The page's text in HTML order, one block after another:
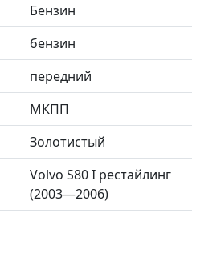
Бензин
бензин
передний
МКПП
Золотистый
Volvo S80 I рестайлинг
(2003—2006)